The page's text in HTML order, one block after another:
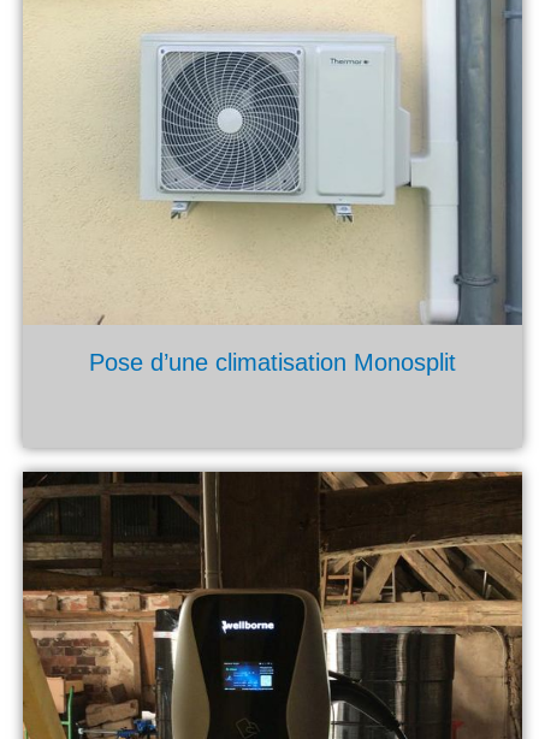
Pose d’une climatisation Monosplit